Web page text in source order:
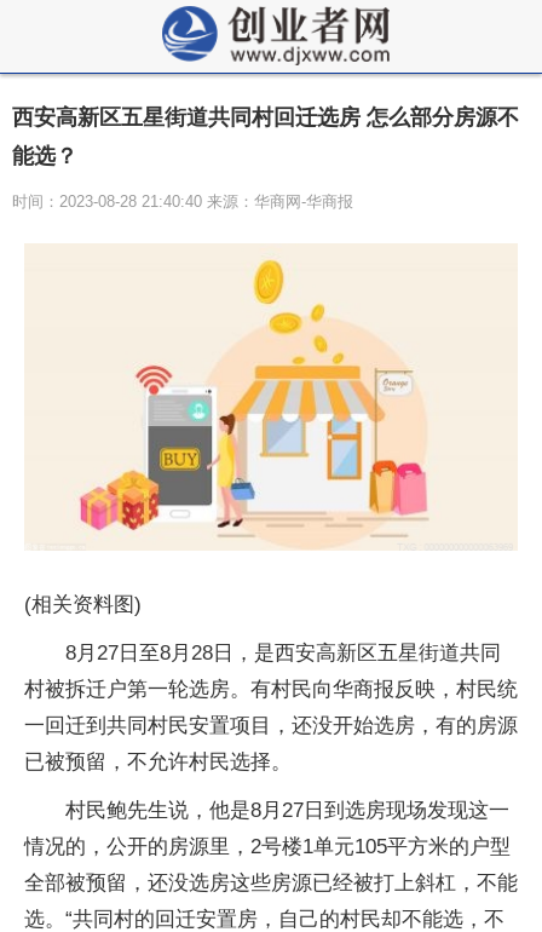
西安高新区五星街道共同村回迁选房 怎么部分房源不
能选？
时间：2023-08-28 21:40:40 来源：华商网-华商报
(相关资料图)
8月27日至8月28日，是西安高新区五星街道共同
村被拆迁户第一轮选房。有村民向华商报反映，村民统
一回迁到共同村民安置项目，还没开始选房，有的房源
已被预留，不允许村民选择。
村民鲍先生说，他是8月27日到选房现场发现这一
情况的，公开的房源里，2号楼1单元105平方米的户型
全部被预留，还没选房这些房源已经被打上斜杠，不能
选。“共同村的回迁安置房，自己的村民却不能选，不